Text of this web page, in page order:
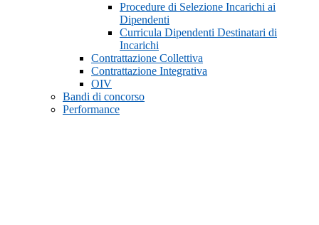
Procedure di Selezione Incarichi ai
Dipendenti
Curricula Dipendenti Destinatari di
Incarichi
Contrattazione Collettiva
Contrattazione Integrativa
OIV
Bandi di concorso
Performance